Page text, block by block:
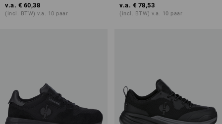
v.a. € 60,38
(incl. BTW) v.a. 10 paar
v.a. € 78,53
(incl. BTW) v.a. 10 paar